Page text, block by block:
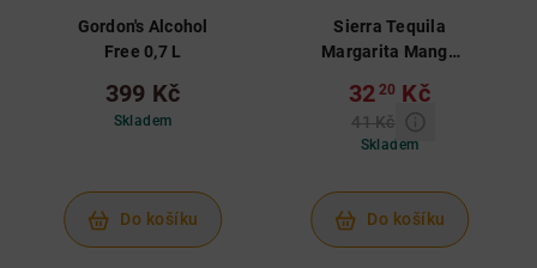
Gordon's Alcohol
Free 0,7 L
399 Kč
Skladem
Do košíku
Sierra Tequila
Margarita Mango
32 20 Kč
41 Kč
Skladem
Do košíku